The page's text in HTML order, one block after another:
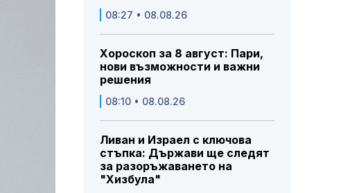
08:27 • 08.08.26
Хороскоп за 8 август: Пари,
нови възможности и важни
решения
08:10 • 08.08.26
Ливан и Израел с ключова
стъпка: Държави ще следят
за разоръжаването на
"Хизбула"